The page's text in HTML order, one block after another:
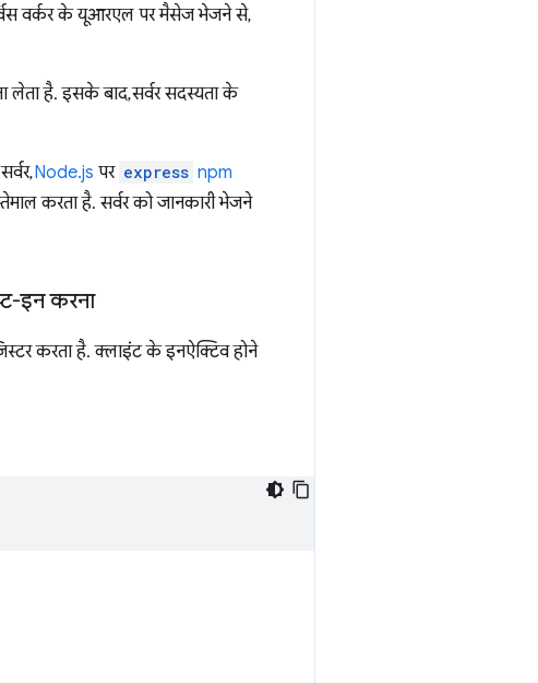
वर्कर के यूआरएल पर मैसेज भेजने से,
लेता है. इसके बाद, सर्वर सदस्यता के
Node.js पर express npm
करता है. सर्वर को जानकारी भेजने
इन करना
करता है. क्लाइंट के इनऐक्टिव होने